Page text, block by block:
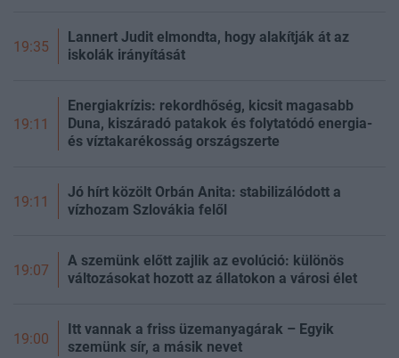
19:35
Lannert Judit elmondta, hogy alakítják át az
iskolák irányítását
19:11
Energiakrízis: rekordhőség, kicsit magasabb
Duna, kiszáradó patakok és folytatódó energia-
és víztakarékosság országszerte
19:11
Jó hírt közölt Orbán Anita: stabilizálódott a
vízhozam Szlovákia felől
19:07
A szemünk előtt zajlik az evolúció: különös
változásokat hozott az állatokon a városi élet
19:00
Itt vannak a friss üzemanyagárak – Egyik
szemünk sír, a másik nevet